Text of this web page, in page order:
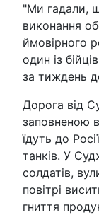
"Ми гадали,
виконання
ймовірного
один із
за тиждень
Дорога від
заповненою
їдуть до
танків. У
солдатів,
повітрі
гниття